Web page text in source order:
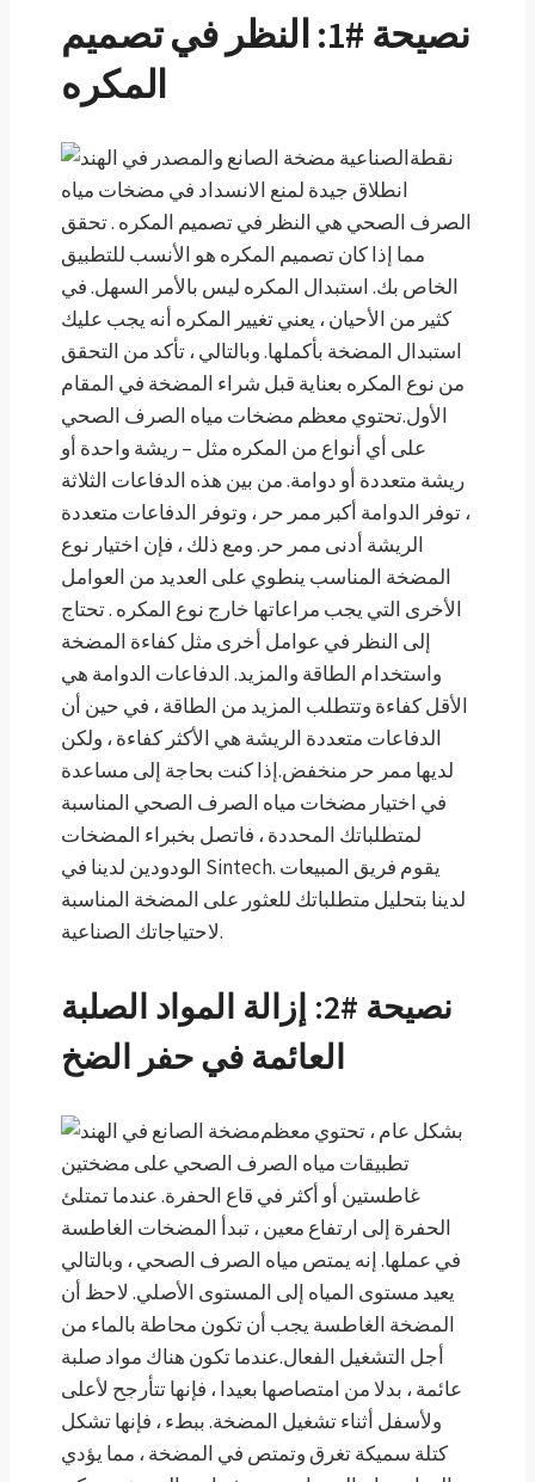
نصيحة #1: النظر في تصميم
المكره
نقطة
انطلاق جيدة لمنع الانسداد في مضخات مياه
الصرف الصحي هي النظر في تصميم المكره . تحقق
مما إذا كان تصميم المكره هو الأنسب للتطبيق
الخاص بك. استبدال المكره ليس بالأمر السهل. في
كثير من الأحيان ، يعني تغيير المكره أنه يجب عليك
استبدال المضخة بأكملها. وبالتالي ، تأكد من التحقق
من نوع المكره بعناية قبل شراء المضخة في المقام
الأول.تحتوي معظم مضخات مياه الصرف الصحي
على أي أنواع من المكره مثل – ريشة واحدة أو
ريشة متعددة أو دوامة. من بين هذه الدفاعات الثلاثة
، توفر الدوامة أكبر ممر حر ، وتوفر الدفاعات متعددة
الريشة أدنى ممر حر. ومع ذلك ، فإن اختيار نوع
المضخة المناسب ينطوي على العديد من العوامل
الأخرى التي يجب مراعاتها خارج نوع المكره . تحتاج
إلى النظر في عوامل أخرى مثل كفاءة المضخة
واستخدام الطاقة والمزيد. الدفاعات الدوامة هي
الأقل كفاءة وتتطلب المزيد من الطاقة ، في حين أن
الدفاعات متعددة الريشة هي الأكثر كفاءة ، ولكن
لديها ممر حر منخفض.إذا كنت بحاجة إلى مساعدة
في اختيار مضخات مياه الصرف الصحي المناسبة
لمتطلباتك المحددة ، فاتصل بخبراء المضخات
الودودين لدينا في Sintech. يقوم فريق المبيعات
لدينا بتحليل متطلباتك للعثور على المضخة المناسبة
لاحتياجاتك الصناعية.
نصيحة #2: إزالة المواد الصلبة
العائمة في حفر الضخ
بشكل عام ، تحتوي معظم
تطبيقات مياه الصرف الصحي على مضختين
غاطستين أو أكثر في قاع الحفرة. عندما تمتلئ
الحفرة إلى ارتفاع معين ، تبدأ المضخات الغاطسة
في عملها. إنه يمتص مياه الصرف الصحي ، وبالتالي
يعيد مستوى المياه إلى المستوى الأصلي. لاحظ أن
المضخة الغاطسة يجب أن تكون محاطة بالماء من
أجل التشغيل الفعال.عندما تكون هناك مواد صلبة
عائمة ، بدلا من امتصاصها بعيدا ، فإنها تتأرجح لأعلى
ولأسفل أثناء تشغيل المضخة. ببطء ، فإنها تشكل
كتلة سميكة تغرق وتمتص في المضخة ، مما يؤدي